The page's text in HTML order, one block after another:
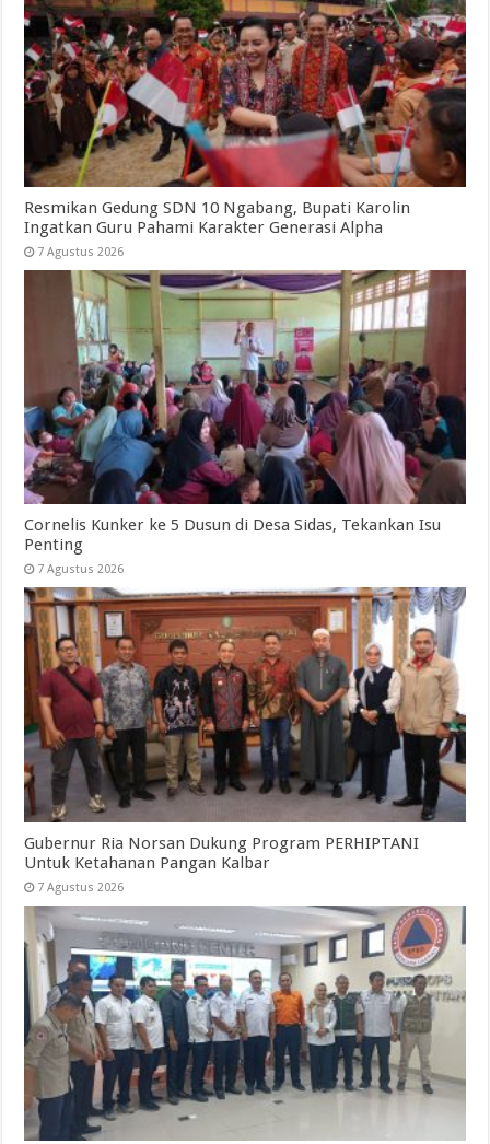
Resmikan Gedung SDN 10 Ngabang, Bupati Karolin
Ingatkan Guru Pahami Karakter Generasi Alpha
7 Agustus 2026
Cornelis Kunker ke 5 Dusun di Desa Sidas, Tekankan Isu
Penting
7 Agustus 2026
Gubernur Ria Norsan Dukung Program PERHIPTANI
Untuk Ketahanan Pangan Kalbar
7 Agustus 2026